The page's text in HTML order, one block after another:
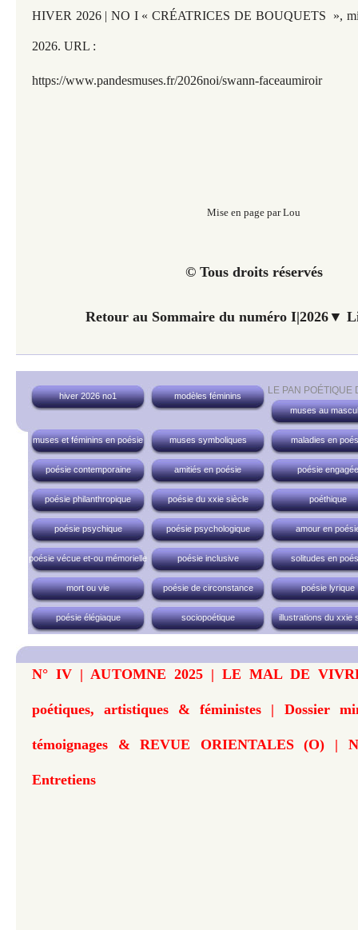
HIVER 2026 | NO I « CRÉATRICES DE BOUQUETS »,
2026. URL :
https://www.pandesmuses.fr/2026noi/swann-faceaumiroir
Mise en page par Lou
© Tous droits réservés
Retour au Sommaire du numéro I|2026▼
LE PAN POÉTIQUE
hiver 2026 no1
modèles féminins
muses au
muses et féminins en poésie muses symboliques maladies en
poésie contemporaine amitiés en poésie poésie engagée
poésie philanthropique poésie du xxie siècle poéthique
poésie psychique poésie psychologique amour en
poésie vécue et-ou mémorielle poésie inclusive solitudes en
mort ou vie poésie de circonstance poésie lyrique
poésie élégiaque sociopoétique illustrations du xxie
N° IV | AUTOMNE 2025 | LE MAL DE
poétiques, artistiques & féministes | Dossier
témoignages & REVUE ORIENTALES (O) |
Entretiens